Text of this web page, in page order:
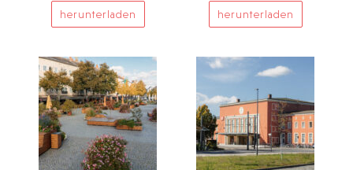
herunterladen herunterladen